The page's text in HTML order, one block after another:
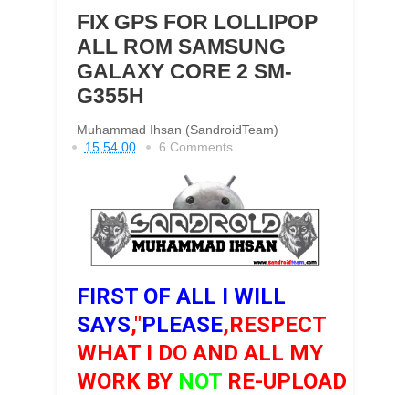
FIX GPS FOR LOLLIPOP
ALL ROM SAMSUNG
GALAXY CORE 2 SM-
G355H
Muhammad Ihsan (SandroidTeam)
15.54.00
6 Comments
FIRST OF ALL I WILL
SAYS,"PLEASE,RESPECT
WHAT I DO AND ALL MY
WORK BY NOTRE-UPLOAD